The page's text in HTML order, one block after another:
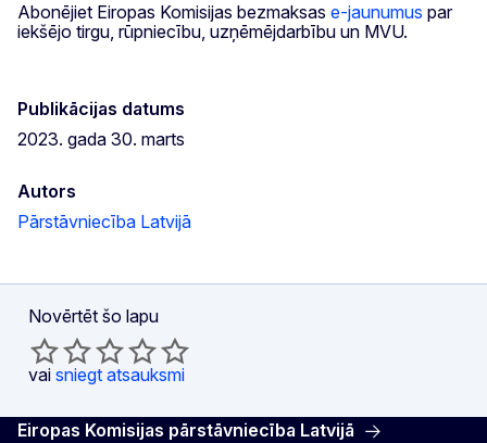
Abonējiet Eiropas Komisijas bezmaksas e-jaunumus par
iekšējo tirgu, rūpniecību, uzņēmējdarbību un MVU.
Publikācijas datums
2023. gada 30. marts
Autors
Pārstāvniecība Latvijā
Novērtēt šo lapu
vai sniegt atsauksmi
Eiropas Komisijas pārstāvniecība Latvijā